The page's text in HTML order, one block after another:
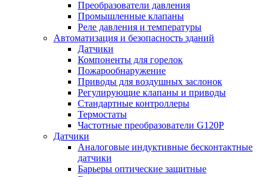
Преобразователи давления
Промышленные клапаны
Реле давления и температуры
Автоматизация и безопасность зданий
Датчики
Компоненты для горелок
Пожарообнаружение
Приводы для воздушных заслонок
Регулирующие клапаны и приводы
Стандартные контроллеры
Термостаты
Частотные преобразователи G120P
Датчики
Аналоговые индуктивные бесконтактные
датчики
Барьеры оптические защитные